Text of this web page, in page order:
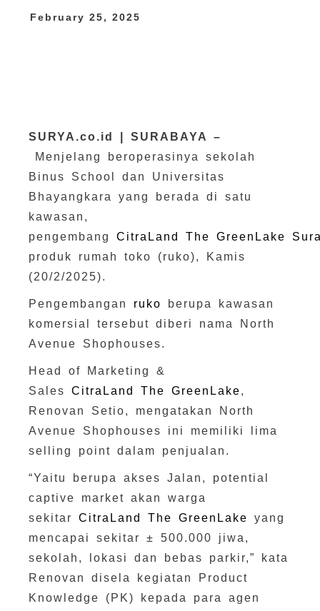
February 25, 2025
SURYA.co.id | SURABAYA –
Menjelang beroperasinya sekolah
Binus School dan Universitas
Bhayangkara yang berada di satu
kawasan,
pengembangCitraLand The GreenLake
produk rumah toko (ruko), Kamis
(20/2/2025).
Pengembangan ruko
berupa kawasan
komersial tersebut diberi nama North
Avenue Shophouses.
Head of Marketing &
SalesCitraLand The GreenLake,
Renovan Setio, mengatakan North
Avenue Shophouses ini memiliki lima
selling point dalam penjualan.
“Yaitu berupa akses Jalan, potential
captive market akan warga
sekitarCitraLand The GreenLake
yang
mencapai sekitar ± 500.000 jiwa,
sekolah, lokasi dan bebas parkir,” kata
Renovan disela kegiatan Product
Knowledge (PK) kepada para agen